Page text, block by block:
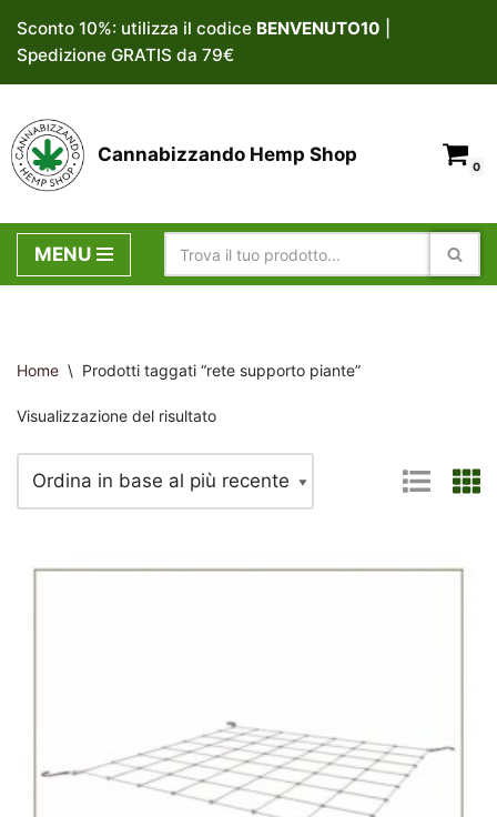
Vai
al
contenuto
Sconto 10%: utilizza il codice BENVENUTO10
Spedizione GRATIS da 79€
Cannabizzando Hemp Shop
0
MENU
Home \ Prodotti taggati “rete supporto piante”
Visualizzazione del risultato